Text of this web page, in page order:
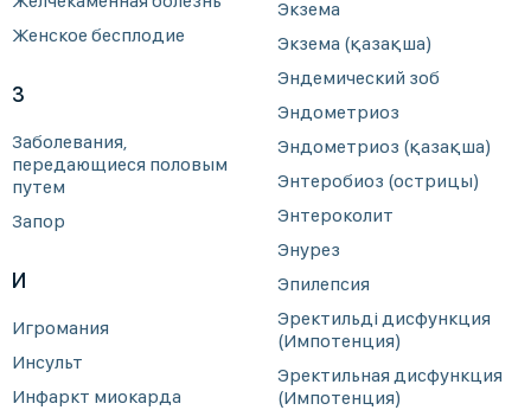
Женское бесплодие
З
Заболевания,
передающиеся половым
путем
Запор
И
Игромания
Инсульт
Инфаркт миокарда
Экзема
Экзема (қазақша)
Эндемический зоб
Эндометриоз
Эндометриоз (қазақша)
Энтеробиоз (острицы)
Энтероколит
Энурез
Эпилепсия
Эректильді дисфункция
(Импотенция)
Эректильная дисфункция
(Импотенция)